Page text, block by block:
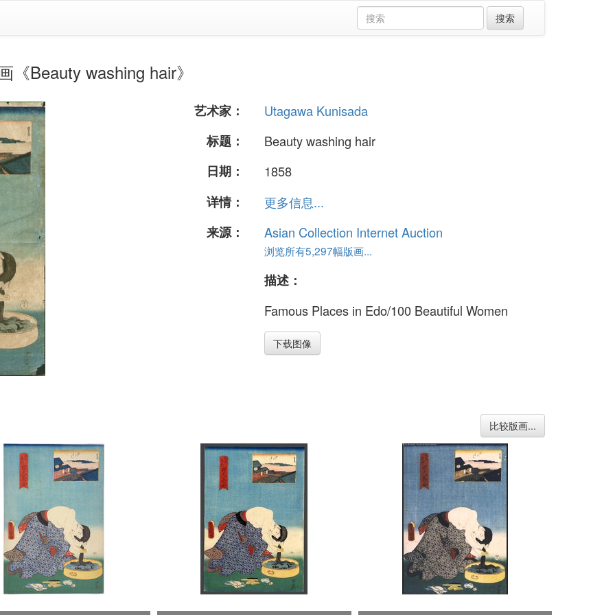
Beauty washing hair》
艺术家：
Utagawa Kunisada
标题：
Beauty washing hair
日期：
1858
详情：
更多信息...
来源：
Asian Collection Internet Auction
浏览所有5,297幅版画...
描述：
Famous Places in Edo/100 Beautiful Women
下载图像
比较版画...